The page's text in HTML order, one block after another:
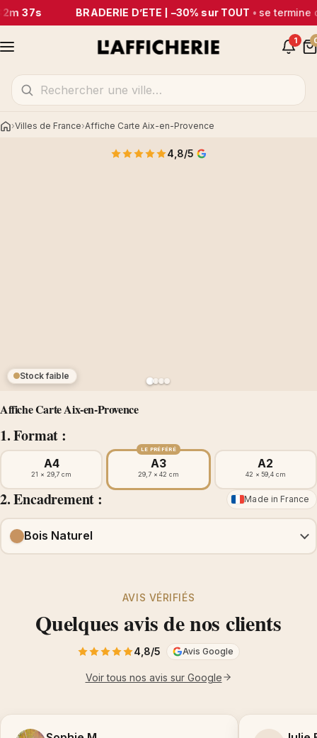
37s BRADERIE D’ÉTÉ | –30% sur TOUT• se termine
1
AccueilVilles de France Affiche Carte Aix-en-Provence
Affiche Carte Aix-en-Provence
1. Format :
Stock faible
4,8/5
A4
21 × 29,7 cm
LE PRÉFÉRÉ
A3
29,7 × 42 cm
A2
42 × 59,4 cm
2. Encadrement : Made in France
Bois Naturel
AVIS VÉRIFIÉS
Quelques avis de nos clients
4,8/5 Avis Google
Voir tous nos avis sur Google